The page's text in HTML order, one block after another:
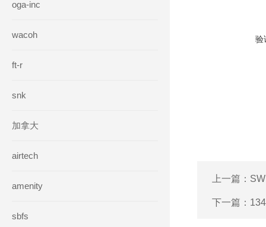
oga-inc
wacoh
ft-r
snk
加拿大
airtech
amenity
sbfs
验
上一篇：
下一篇：